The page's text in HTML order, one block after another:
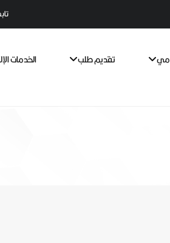
تقديم طلب الخدمات